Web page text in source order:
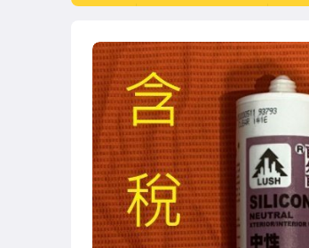
居家、家具與園藝
美容保養與彩妝
美食與地方特產